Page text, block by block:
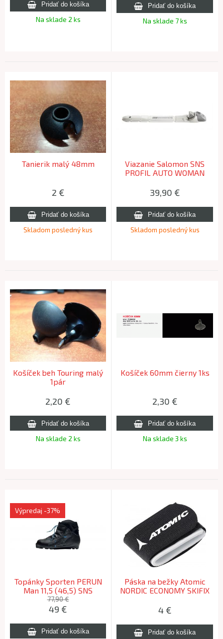
Na sklade 2 ks Na sklade 7 ks
Tanierik malý 48mm
2 €
Skladom posledný kus
Viazanie Salomon SNS
PROFIL AUTO WOMAN
39,90 €
Skladom posledný kus
Košíček beh Touring malý
1pár
2,20 €
Na sklade 2 ks
Košíček 60mm čierny 1ks
2,30 €
Na sklade 3 ks
Topánky Sporten PERUN
Man 11,5 (46,5) SNS
Výpredaj -37%
77,90 €
49 €
Páska na bežky Atomic
NORDIC ECONOMY SKIFIX
4 €